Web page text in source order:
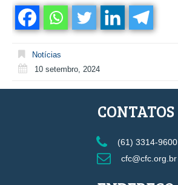
Notícias
10 setembro, 2024
CONTATOS
(61) 3314-9600
cfc@cfc.org.br